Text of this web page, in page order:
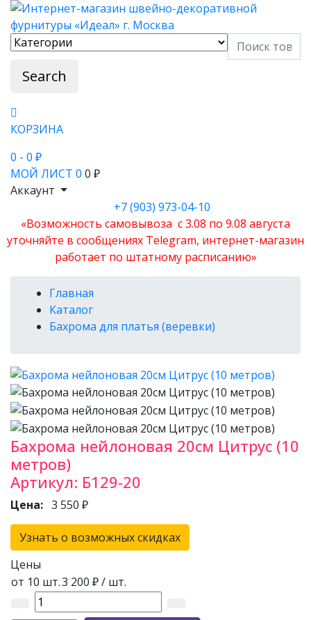
Search
КОРЗИНА
0 - 0 ₽
МОЙ ЛИСТ 0 0 ₽
Аккаунт
+7 (903) 973-04-10
«Возможность самовывоза с 3.08 по 9.08 августа
уточняйте в сообщениях Telegram, интернет-магазин
работает по штатному расписанию»
Главная
Каталог
Бахрома для платья (веревки)
Бахрома нейлоновая 20см Цитрус (10
метров)
Артикул: Б129-20
Цена: 3 550 ₽
Узнать о возможных скидках
Цены
от 10 шт.3 200 ₽/ шт.